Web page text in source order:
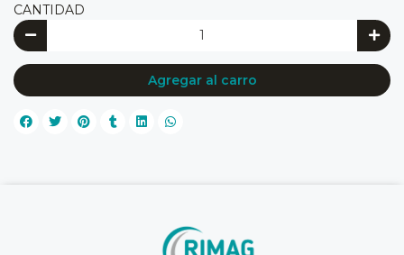
CANTIDAD
Agregar al carro